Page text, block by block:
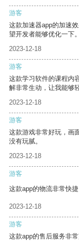
游客
这款加速器app的加速
望开发者能够优化一下。
2023-12-18
游客
这款学习软件的课程内
解非常生动，让我能够
2023-12-18
游客
这款游戏非常好玩，画
没有玩腻。
2023-12-18
游客
这款app的物流非常快
2023-12-18
游客
这款app的售后服务非